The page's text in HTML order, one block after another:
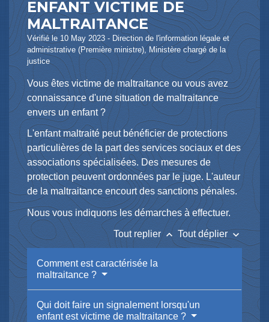
ENFANT VICTIME DE
MALTRAITANCE
Vérifié le 10 May 2023 - Direction de l'information légale et
administrative (Première ministre), Ministère chargé de la
justice
Vous êtes victime de maltraitance ou vous avez
connaissance d'une situation de maltraitance
envers un enfant ?
L'enfant maltraité peut bénéficier de protections
particulières de la part des services sociaux et des
associations spécialisées. Des mesures de
protection peuvent ordonnées par le juge. L'auteur
de la maltraitance encourt des sanctions pénales.
Nous vous indiquons les démarches à effectuer.
Tout replierkeyboard_arrow_up Tout déplierkeyboard_arrow_down
Comment est caractérisée la
maltraitance ?
Qui doit faire un signalement lorsqu'un
enfant est victime de maltraitance ?